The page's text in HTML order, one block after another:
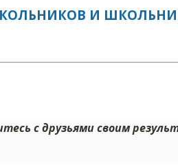
И
с друзьями своим